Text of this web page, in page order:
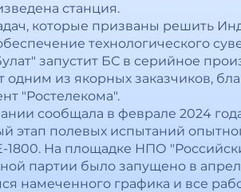
станция.
которые призваны решить
технологического
запустит БС в серийное
одним из якорных заказчиков,
"Ростелекома".
сообщала в феврале 2024
этап полевых испытаний
1800. На площадке НПО
партии было запущено в
намеченного графика и все